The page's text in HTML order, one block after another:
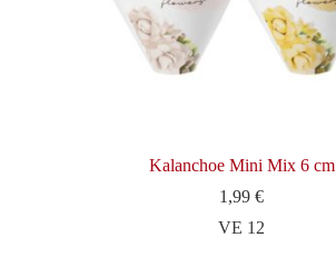
Kalanchoe Mini Mix 6 cm
1,99€
VE 12